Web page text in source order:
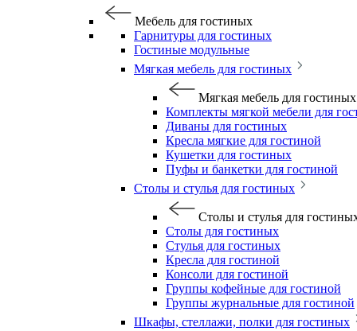
Мебель для гостиных
Гарнитуры для гостиных
Гостиные модульные
Мягкая мебель для гостиных
Мягкая мебель для гостиных
Комплекты мягкой мебели для
Диваны для гостиных
Кресла мягкие для гостиной
Кушетки для гостиных
Пуфы и банкетки для гостиной
Столы и стулья для гостиных
Столы и стулья для
Столы для гостиных
Стулья для гостиных
Кресла для гостиной
Консоли для гостиной
Группы кофейные для гостиной
Группы журнальные для гостиной
Шкафы, стеллажи, полки для гостиных